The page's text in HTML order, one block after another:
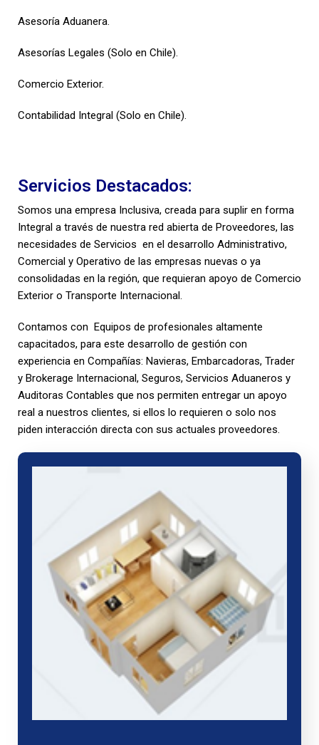
Asesoría Aduanera.
Asesorías Legales (Solo en Chile).
Comercio Exterior.
Contabilidad Integral (Solo en Chile).
Servicios Destacados:
Somos una empresa Inclusiva, creada para suplir en forma
Integral a través de nuestra red abierta de Proveedores, las
necesidades de Servicios en el desarrollo Administrativo,
Comercial y Operativo de las empresas nuevas o ya
consolidadas en la región, que requieran apoyo de Comercio
Exterior o Transporte Internacional.
Contamos con Equipos de profesionales altamente
capacitados, para este desarrollo de gestión con
experiencia en Compañías: Navieras, Embarcadoras, Trader
y Brokerage Internacional, Seguros, Servicios Aduaneros y
Auditoras Contables que nos permiten entregar un apoyo
real a nuestros clientes, si ellos lo requieren o solo nos
piden interacción directa con sus actuales proveedores.